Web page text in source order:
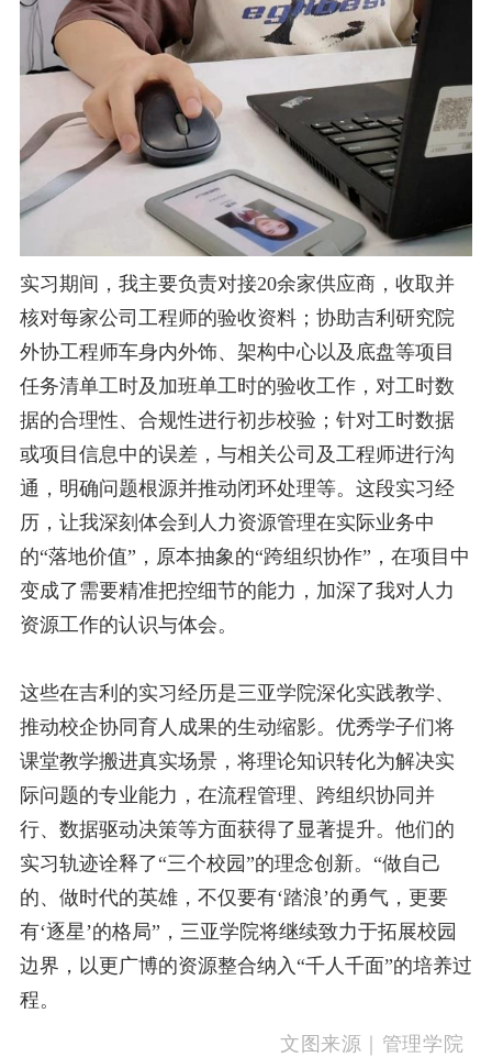
实习期间，我主要负责对接20余家供应商，收取并
核对每家公司工程师的验收资料；协助吉利研究院
外协工程师车身内外饰、架构中心以及底盘等项目
任务清单工时及加班单工时的验收工作，对工时数
据的合理性、合规性进行初步校验；针对工时数据
或项目信息中的误差，与相关公司及工程师进行沟
通，明确问题根源并推动闭环处理等。这段实习经
历，让我深刻体会到人力资源管理在实际业务中
的“落地价值”，原本抽象的“跨组织协作”，在项目中
变成了需要精准把控细节的能力， 加深了我对人力
资源工作的认识与体会。
这些在吉利的实习经历是三亚学院深化实践教学、
推动校企协同育人成果的生动缩影。优秀学子们将
课堂教学搬进真实场景，将理论知识转化为解决实
际问题的专业能力，在流程管理、跨组织协同并
行、数据驱动决策等方面获得了显著提升。他们的
实习轨迹诠释了“三个校园”的理念创新。“做自己
的、做时代的英雄，不仅要有‘踏浪’的勇气，更要
有‘逐星’的格局”，三亚学院将继续致力于拓展校园
边界，以更广博的资源整合纳入“千人千面”的培养过
程。
文图来源｜管理学院